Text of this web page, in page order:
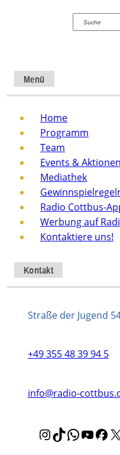
Suchen
Menü
Home
Programm
Team
Events & Aktionen
Mediathek
Radio Cottbus-
Werbung auf
Kontaktiere uns!
Kontakt
Straße der Jugend
+49 355 48 39 94 5
info@radio-
I
T
W Y
F